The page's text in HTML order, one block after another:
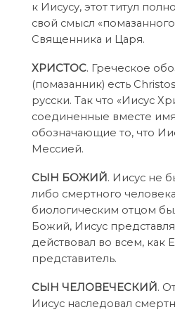
к Иисусу, этот титул
свой смысл
Священника и Царя.
ХРИСТОС. Греческое
(помазанник) есть
русски. Так что «Иисус
соединенные вместе имя
обозначающие то, что
Мессией.
СЫН БОЖИЙ. Иисус не
либо смертного
биологическим отцом
Божий, Иисус
действовал во всем, как
представитель.
СЫН ЧЕЛОВЕЧЕСКИЙ.
Иисус наследовал